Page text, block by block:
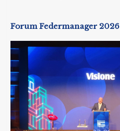
Forum Federmanager 2026